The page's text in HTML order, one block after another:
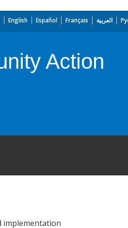
English Español Français العربية
Action
implementation